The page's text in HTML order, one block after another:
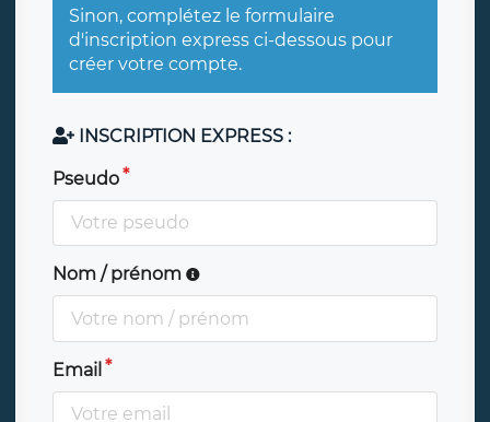
Sinon, complétez le formulaire
d'inscription express ci-dessous pour
créer votre compte.
INSCRIPTION EXPRESS :
Pseudo
Nom / prénom
Email